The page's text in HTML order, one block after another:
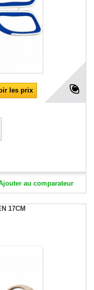
les prix
au comparateur
17CM